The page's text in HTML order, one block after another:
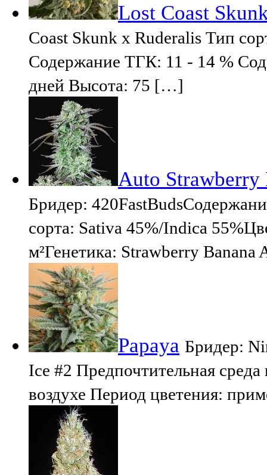
Lost Coast
Coast Skunk x Ruderalis Тип
Содержание ТГК: 11 - 14 %
дней Высота: 75 […]
Auto Strawberry
Бридер:
сорта: Sativa 45%/Indica
м²Генетика: Strawberry
Papaya Бридер:
Ice #2 Предпочтительная
воздухе Период цветения: